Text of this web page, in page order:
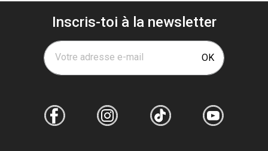
Inscris-toi à la newsletter
Votre adresse e-mail OK